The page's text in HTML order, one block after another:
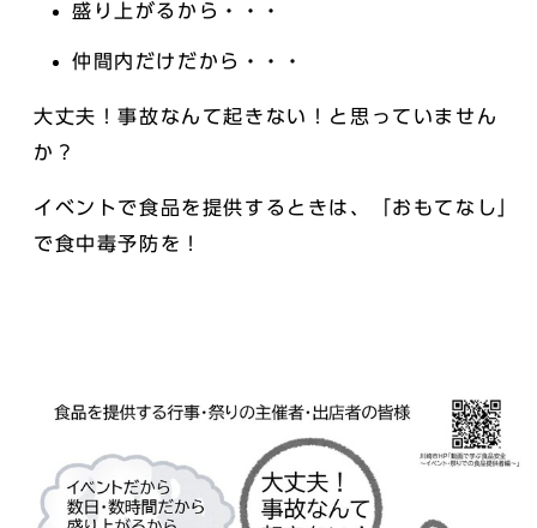
盛り上がるから・・・
仲間内だけだから・・・
大丈夫！事故なんて起きない！と思っていません
か？
イベントで食品を提供するときは、「おもてなし」
で食中毒予防を！